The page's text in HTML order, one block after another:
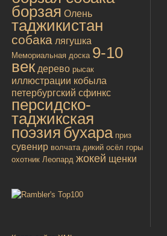
борзая Олень
таджикистан
собака лягушка
Мемориальная доска 9-10
век дерево рысак
иллюстрации кобыла
петербургский сфинкс
персидско-
таджикская
поэзия бухара приз
сувенир волчата дикий осёл горы
охотник Леопард жокей щенки